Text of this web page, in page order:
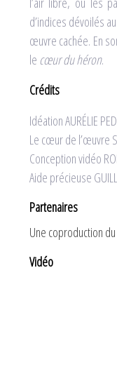
d’indices dévoilés
œuvre cachée. En
le cœur du héron.
Crédits
Idéation AURÉLIE
Le cœur de l’œuvre
Conception vidéo
Aide précieuse
Partenaires
Une coproduction
Vidéo